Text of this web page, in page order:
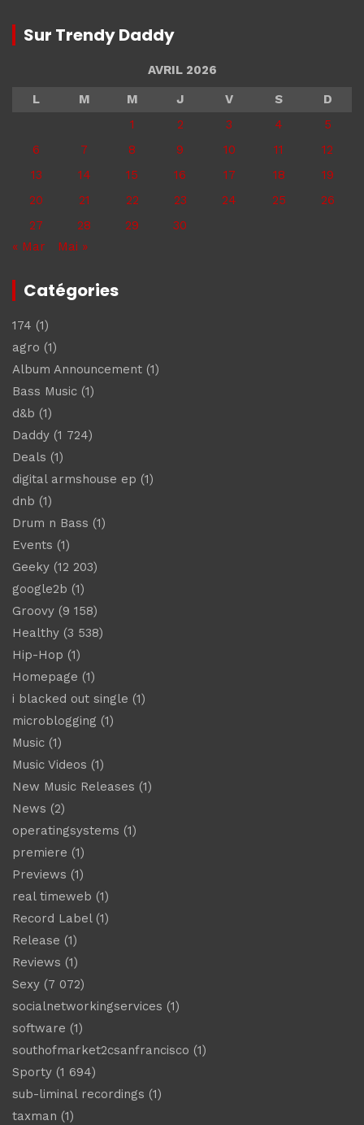
Sur Trendy Daddy
AVRIL 2026
L
M M J V S
D
1
2 3 4
5
6
7 8 9 10 11
12
13
14 15 16 17 18
19
20
21 22 23 24 25
26
27
28 29
30
« Mar
Mai »
Catégories
174 (1)
agro (1)
Album Announcement (1)
Bass Music (1)
d&b (1)
Daddy (1 724)
Deals (1)
digital armshouse ep (1)
dnb (1)
Drum n Bass (1)
Events (1)
Geeky (12 203)
google2b (1)
Groovy (9 158)
Healthy (3 538)
Hip-Hop (1)
Homepage (1)
i blacked out single (1)
microblogging (1)
Music (1)
Music Videos (1)
New Music Releases (1)
News (2)
operatingsystems (1)
premiere (1)
Previews (1)
real timeweb (1)
Record Label(1)
Release (1)
Reviews (1)
Sexy (7 072)
socialnetworkingservices (1)
software (1)
southofmarket2csanfrancisco (1)
Sporty (1 694)
sub-liminal recordings (1)
taxman (1)